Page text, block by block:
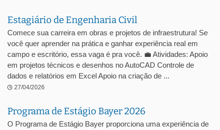
Estagiário de Engenharia Civil
Comece sua carreira em obras e projetos de infraestrutura! Se
você quer aprender na prática e ganhar experiência real em
campo e escritório, essa vaga é pra você. 💼 Atividades: Apoio
em projetos técnicos e desenhos no AutoCAD Controle de
dados e relatórios em Excel Apoio na criação de ...
27/04/2026
Programa de Estágio Bayer 2026
O Programa de Estágio Bayer proporciona uma experiência de